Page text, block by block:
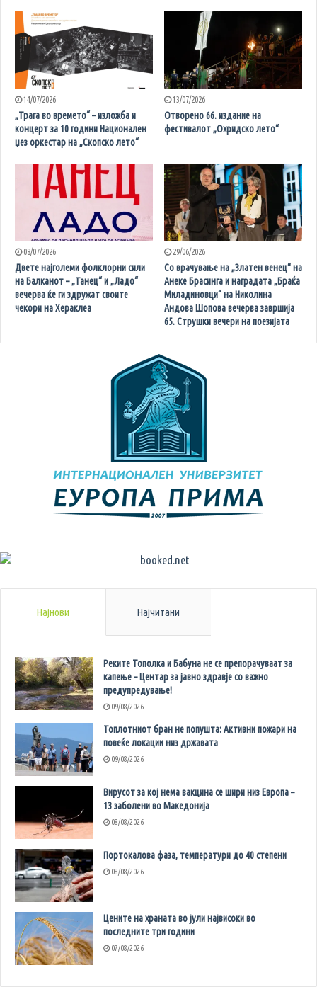
14/07/2026
„Трага во времето“ – изложба и
концерт за 10 години Национален
џез оркестар на „Скопско лето“
13/07/2026
Отворено 66. издание на
фестивалот „Охридско лето“
08/07/2026
Двете најголеми фолклорни сили
на Балканот – „Танец“ и „Ладо“
вечерва ќе ги здружат своите
чекори на Хераклеа
29/06/2026
Со врачување на „Златен венец“ на
Анеке Брасинга и наградата „Браќа
Миладиновци“ на Николина
Андова Шопова вечерва завршија
65. Струшки вечери на поезијата
Најнови Најчитани
Реките Тополка и Бабуна не се препорачуваат за
капење – Центар за јавно здравје со важно
предупредување!
09/08/2026
Топлотниот бран не попушта: Активни пожари на
повеќе локации низ државата
09/08/2026
Вирусот за кој нема вакцина се шири низ Европа –
13 заболени во Македонија
08/08/2026
Портокалова фаза, температури до 40 степени
08/08/2026
Цените на храната во јули највисоки во
последните три години
07/08/2026